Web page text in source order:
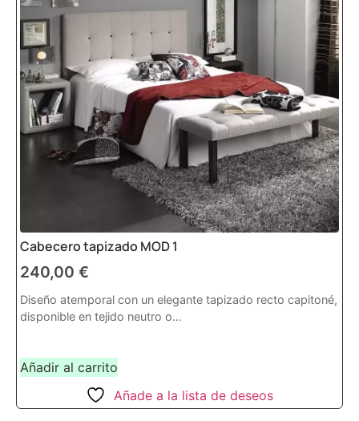
Cabecero tapizado MOD 1
240,00 €
Diseño atemporal con un elegante tapizado recto capitoné,
disponible en tejido neutro o...
Añadir al carrito
Añade a la lista de deseos